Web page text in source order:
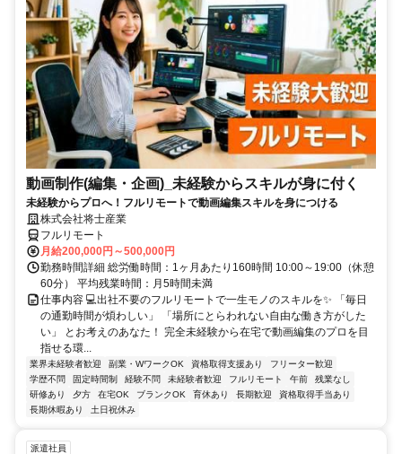
動画制作(編集・企画)_未経験からスキルが身に付く
未経験からプロへ！フルリモートで動画編集スキルを身につける
株式会社将士産業
フルリモート
月給200,000円～500,000円
勤務時間詳細 総労働時間：1ヶ月あたり160時間 10:00～19:00（休憩
60分） 平均残業時間：月5時間未満
仕事内容 💻出社不要のフルリモートで一生モノのスキルを✨ 「毎日
の通勤時間が煩わしい」 「場所にとらわれない自由な働き方がした
い」 とお考えのあなた！ 完全未経験から在宅で動画編集のプロを目
指せる環...
業界未経験者歓迎 副業・WワークOK 資格取得支援あり
フリーター歓迎
学歴不問
固定時間制 経験不問 未経験者歓迎 フルリモート 午前
残業なし
研修あり
夕方 在宅OK ブランクOK 育休あり 長期歓迎
資格取得手当あり
長期休暇あり
土日祝休み
派遣社員